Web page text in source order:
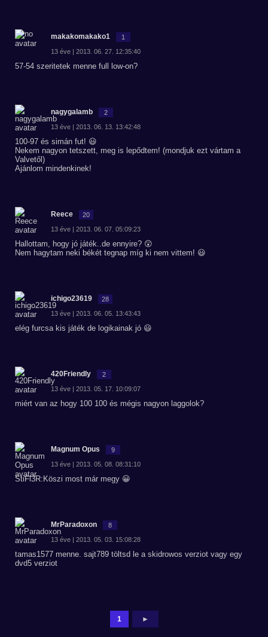
makakomakako1 1
13 éve | 2013. 06. 27. 12:35:40
57-54 szeritetek menne full low-on?
nagygalamb 2
13 éve | 2013. 06. 13. 13:42:48
100-97 és simán fut! 😃
Nekem nagyon tetszett, meg is lepődtem! (mondjuk ezt vártam a
Valvetől)
Ajánlom mindenkinek!
Reece 20
13 éve | 2013. 06. 07. 05:09:23
Hallottam, hogy jó játék..de ennyire? 😲
Nem hagytam neki békét tegnap míg ki nem vittem! 😃
ichigo23619 28
13 éve | 2013. 06. 05. 13:43:43
elég furcsa kis játék de logikainak jó 😃
420Friendly 2
13 éve | 2013. 05. 17. 10:09:07
miért van az hogy 100 100 és mégis nagyon laggolok?
Magnum Opus 9
13 éve | 2013. 05. 08. 08:31:10
StiFl3R:Köszi most már megy 😀
MrParadoxon 8
13 éve | 2013. 05. 03. 15:08:28
tamas1577 menne. sajt789 töltsd le a skidrowos verziot vagy egy
dvd5 verziot
1 ►